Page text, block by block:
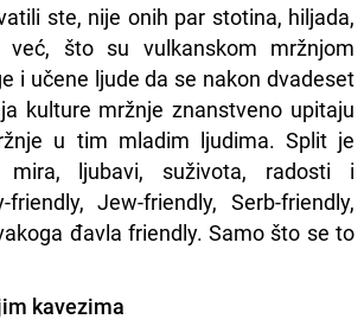
ste, nije onih par stotina, hiljada,
što su vulkanskom mržnjom
i učene ljude da se nakon dvadeset
kulture mržnje znanstveno upitaju
u tim mladim ljudima. Split je
mira, ljubavi, suživota, radosti i
friendly, Jew-friendly, Serb-friendly,
đavla friendly. Samo što se to
kavezima